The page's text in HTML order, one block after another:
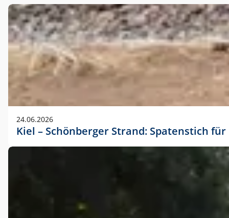
24.06.2026
Kiel – Schönberger Strand: Spatenstich